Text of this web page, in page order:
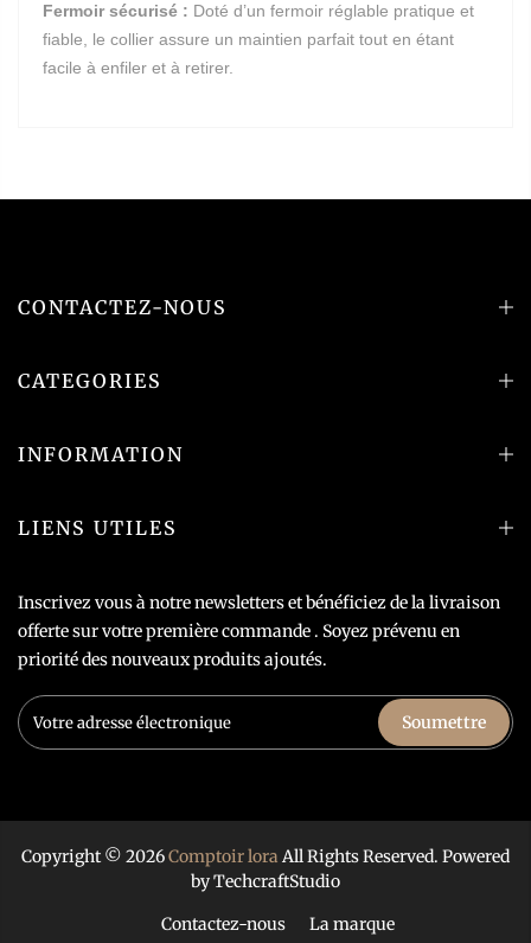
Fermoir sécurisé : Doté d’un fermoir réglable pratique et
fiable, le collier assure un maintien parfait tout en étant
facile à enfiler et à retirer.
CONTACTEZ-NOUS
CATEGORIES
INFORMATION
LIENS UTILES
Inscrivez vous à notre newsletters et bénéficiez de la livraison
offerte sur votre première commande . Soyez prévenu en
priorité des nouveaux produits ajoutés.
Soumettre
Copyright © 2026Comptoir lora All Rights Reserved. Powered
byTechcraftStudio
Contactez-nous
La marque